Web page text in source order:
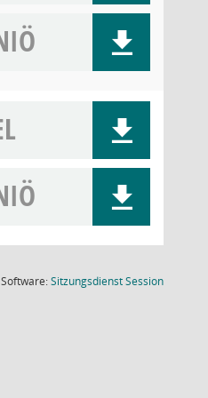
Software:SitzungsdienstSession(Wird in